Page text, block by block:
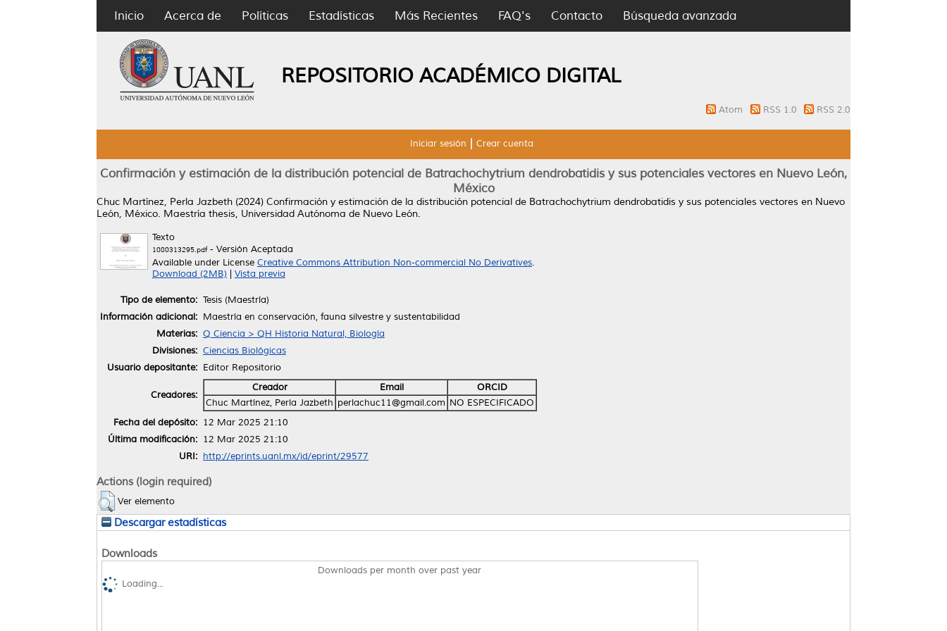
Inicio Acerca de Políticas Estadísticas Más Recientes FAQ's Contacto Búsqueda avanzada
REPOSITORIO ACADÉMICO DIGITAL
Atom RSS 1.0 RSS 2.0
Iniciar sesión Crear cuenta
Confirmación y estimación de la distribución potencial de Batrachochytrium dendrobatidis y sus potenciales vectores en Nuevo León,
México
Chuc Martínez, Perla Jazbeth (2024) Confirmación y estimación de la distribución potencial de Batrachochytrium dendrobatidis y sus potenciales vectores en Nuevo
León, México. Maestría thesis, Universidad Autónoma de Nuevo León.
Texto
1080313295.pdf- Versión Aceptada
Available under License Creative Commons Attribution Non-commercial No Derivatives.
Download (2MB)
Vista previa
Tipo de elemento: Tesis (Maestría)
Información adicional: Maestría en conservación, fauna silvestre y sustentabilidad
Materias: Q Ciencia > QH Historia Natural, Biología
Divisiones: Ciencias Biológicas
Usuario depositante: Editor Repositorio
Creadores:
Creador Email
ORCID
Chuc Martínez, Perla Jazbeth perlachuc11@gmail.com NO ESPECIFICADO
Fecha del depósito: 12 Mar 2025 21:10
Última modificación: 12 Mar 2025 21:10
URI: http://eprints.uanl.mx/id/eprint/29577
Actions (login required)
Ver elemento
Descargar estadísticas
Downloads
Downloads per month over past year
Loading...